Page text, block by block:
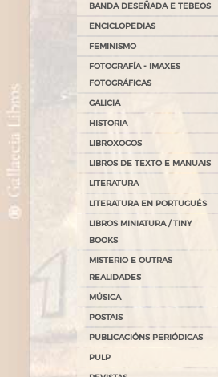
BANDA DESEÑADA E TEBEOS
ENCICLOPEDIAS
FEMINISMO
FOTOGRAFÍA - IMAXES
FOTOGRÁFICAS
GALICIA
HISTORIA
LIBROXOGOS
LIBROS DE TEXTO E MANUAIS
LITERATURA
LITERATURA EN PORTUGUÉS
LIBROS MINIATURA / TINY
BOOKS
MISTERIO E OUTRAS
REALIDADES
MÚSICA
POSTAIS
PUBLICACIÓNS PERIÓDICAS
PULP